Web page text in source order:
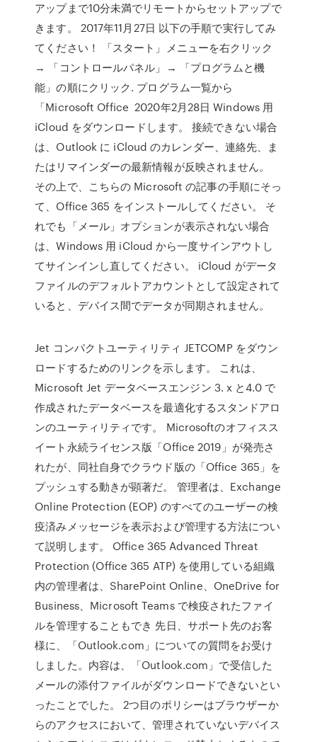
アップまで10分未満でリモートからセットアップで
きます。 2017年11月27日 以下の手順で実行してみ
てください！ 「スタート」メニューを右クリック
→ 「コントロールパネル」→ 「プログラムと機
能」の順にクリック. プログラム一覧から
「Microsoft Office 2020年2月28日 Windows 用
iCloud をダウンロードします。 接続できない場合
は、Outlook に iCloud のカレンダー、連絡先、ま
たはリマインダーの最新情報が反映されません。
その上で、こちらの Microsoft の記事の手順にそっ
て、Office 365 をインストールしてください。 そ
れでも「メール」オプションが表示されない場合
は、Windows 用 iCloud から一度サインアウトし
てサインインし直してください。 iCloud がデータ
ファイルのデフォルトアカウントとして設定されて
いると、デバイス間でデータが同期されません。
Jet コンパクトユーティリティ JETCOMP をダウン
ロードするためのリンクを示します。 これは、
Microsoft Jet データベースエンジン 3. x と4.0 で
作成されたデータベースを最適化するスタンドアロ
ンのユーティリティです。 Microsoftのオフィスス
イート永続ライセンス版「Office 2019」が発売さ
れたが、同社自身でクラウド版の「Office 365」を
プッシュする動きが顕著だ。 管理者は、Exchange
Online Protection (EOP) のすべてのユーザーの検
疫済みメッセージを表示および管理する方法につい
て説明します。 Office 365 Advanced Threat
Protection (Office 365 ATP) を使用している組織
内の管理者は、SharePoint Online、OneDrive for
Business、Microsoft Teams で検疫されたファイ
ルを管理することもでき 先日、サポート先のお客
様に、「Outlook.com」についての質問をお受け
しました。内容は、「Outlook.com」で受信した
メールの添付ファイルがダウンロードできないとい
ったことでした。 2つ目のポリシーはブラウザーか
らのアクセスにおいて、管理されていないデバイス